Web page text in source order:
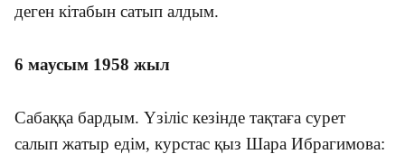
деген кітабын сатып алдым.
6 маусым 1958 жыл
Сабаққа бардым. Үзіліс кезінде тақтаға сурет
салып жатыр едім, курстас қыз Шара Ибрагимова: